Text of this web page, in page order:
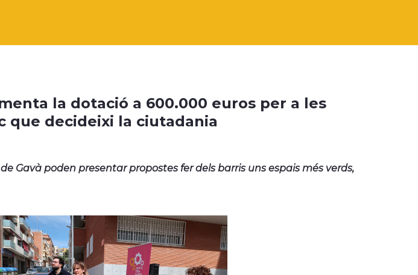
la dotació a 600.000 euros per a les
que decideixi la ciutadania
Gavà poden presentar propostes fer dels barris uns espais més verds,